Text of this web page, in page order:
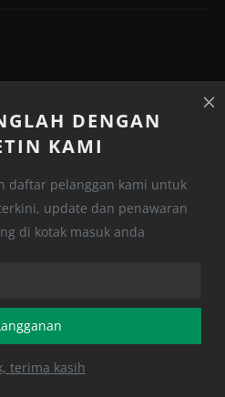
DENGAN
KAMI
daftar pelanggan kami untuk
update dan penawaran
di kotak masuk anda
terima kasih